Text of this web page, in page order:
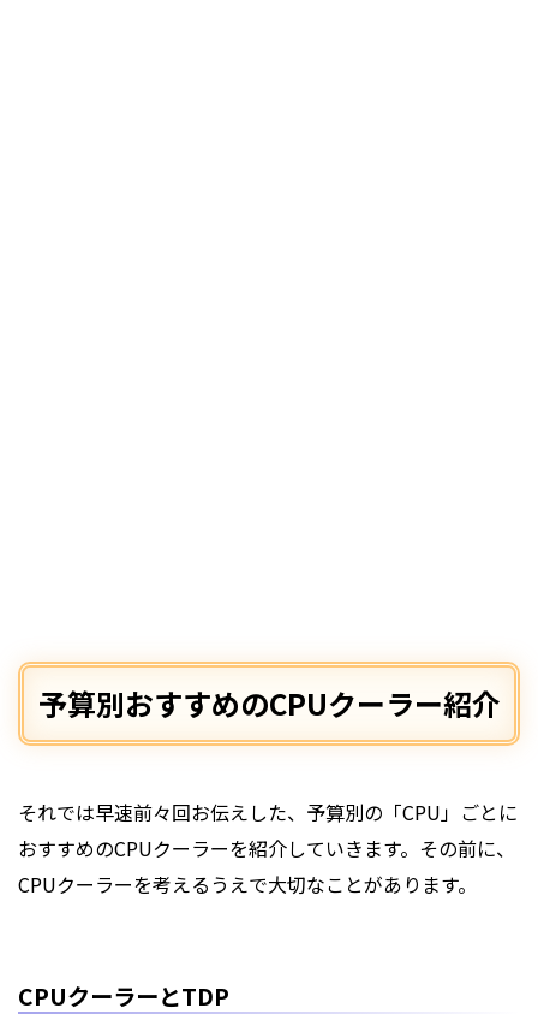
予算別おすすめのCPUクーラー紹介
それでは早速前々回お伝えした、予算別の「CPU」ごとに
おすすめのCPUクーラーを紹介していきます。その前に、
CPUクーラーを考えるうえで大切なことがあります。
CPUクーラーとTDP